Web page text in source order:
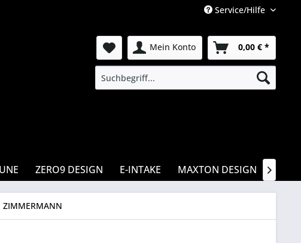
Service/Hilfe
Mein Konto 0,00 € *
ZERO9 DESIGN E-INTAKE MAXTON DESIGN 
ZIMMERMANN